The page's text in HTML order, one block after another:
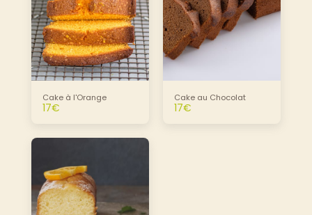
Cake à l'Orange
17€
Cake au Chocolat
17€